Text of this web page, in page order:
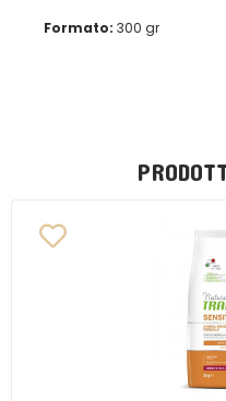
Formato: 300 gr